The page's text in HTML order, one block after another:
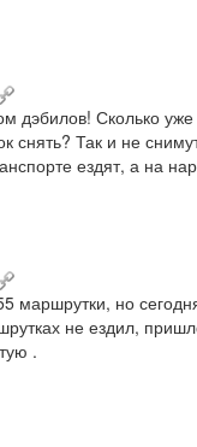
дэбилов! Сколько
снять? Так и не
ездят, а на
маршрутки, но
не ездил,
.